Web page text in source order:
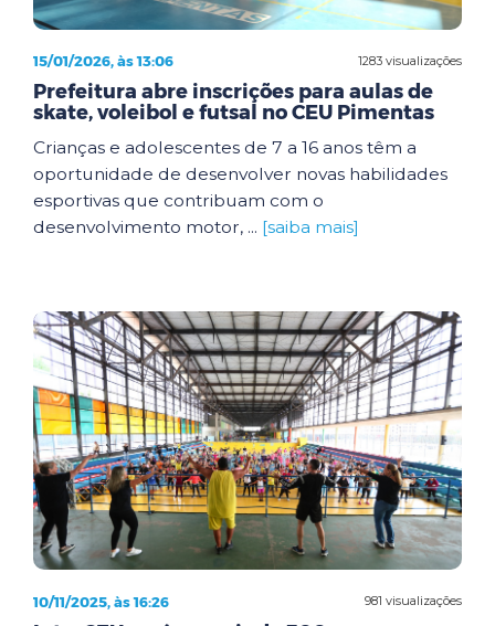
1283 visualizações
15/01/2026, às 13:06
Prefeitura abre inscrições para aulas de
skate, voleibol e futsal no CEU Pimentas
Crianças e adolescentes de 7 a 16 anos têm a
oportunidade de desenvolver novas habilidades
esportivas que contribuam com o
desenvolvimento motor, ... [saiba mais]
981 visualizações
10/11/2025, às 16:26